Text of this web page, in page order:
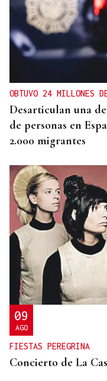
OBTUVO 24 MILLONES
Desarticulan una
de personas en
2.000 migrantes
09
AGO
FIESTAS PEREGRINA
Concierto de La